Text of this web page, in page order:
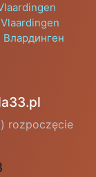
Влардинген
rozpoczęcie